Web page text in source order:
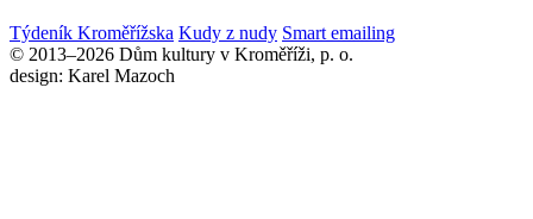
Týdeník Kroměřížska Kudy z nudy Smart emailing
© 2013–2026 Dům kultury v Kroměříži, p. o.
design: Karel Mazoch